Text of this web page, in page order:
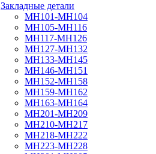
Закладные детали
МН101-МН104
МН105-МН116
МН117-МН126
МН127-МН132
МН133-МН145
МН146-МН151
МН152-МН158
МН159-МН162
МН163-МН164
МН201-МН209
МН210-МН217
МН218-МН222
МН223-МН228